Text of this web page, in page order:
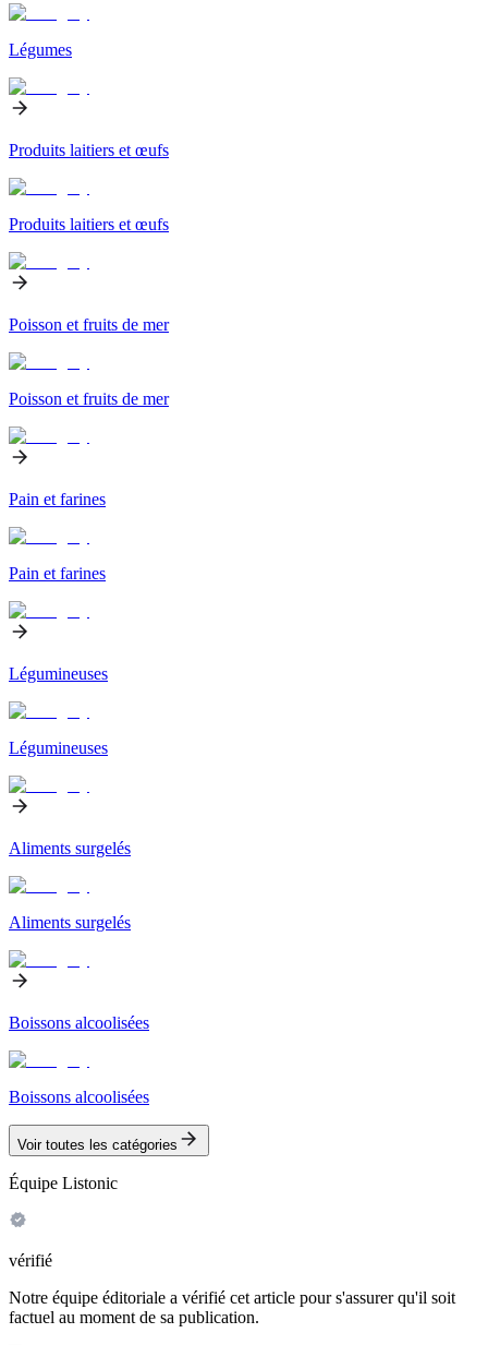
Légumes
Produits laitiers et œufs
Produits laitiers et œufs
Poisson et fruits de mer
Poisson et fruits de mer
Pain et farines
Pain et farines
Légumineuses
Légumineuses
Aliments surgelés
Aliments surgelés
Boissons alcoolisées
Boissons alcoolisées
Voir toutes les catégories
Équipe Listonic
vérifié
Notre équipe éditoriale a vérifié cet article pour s'assurer qu'il soit
factuel au moment de sa publication.